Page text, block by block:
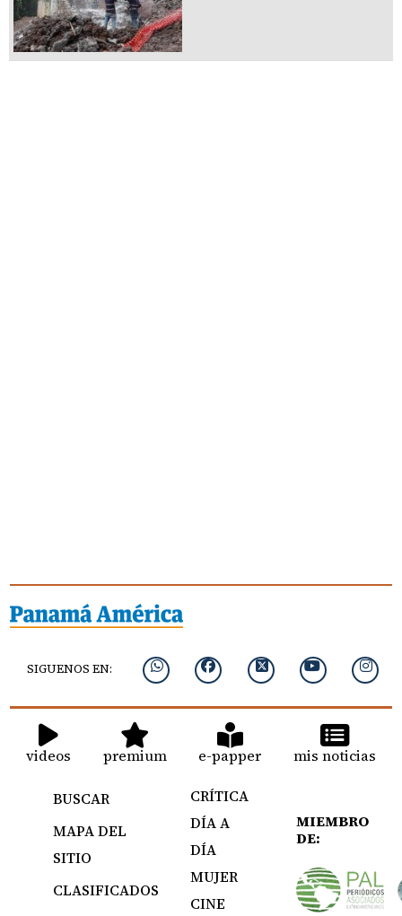
SIGUENOS EN:
videos premium e-papper mis noticias
BUSCAR
MAPA DEL
SITIO
CLASIFICADOS
CRÍTICA
DÍA A
DÍA
MUJER
CINE
MIEMBRO
DE: